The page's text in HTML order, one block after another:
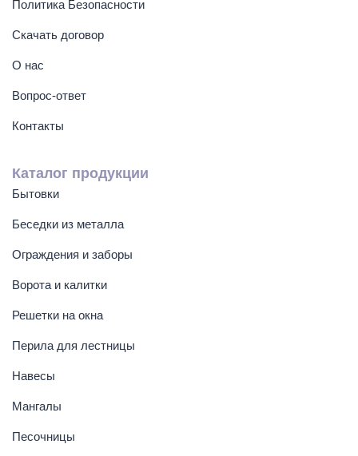
Политика Безопасности
Скачать договор
О нас
Вопрос-ответ
Контакты
Каталог продукции
Бытовки
Беседки из металла
Ограждения и заборы
Ворота и калитки
Решетки на окна
Перила для лестницы
Навесы
Мангалы
Песочницы